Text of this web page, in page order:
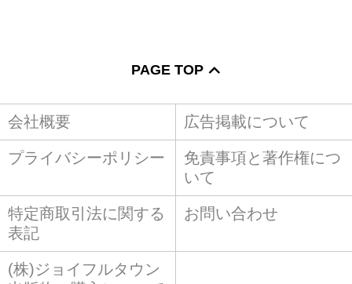
PAGE TOP
会社概要 広告掲載について
プライバシーポリシー
免責事項と著作権につ
いて
特定商取引法に関する
表記
お問い合わせ
(株)ジョイフルタウン